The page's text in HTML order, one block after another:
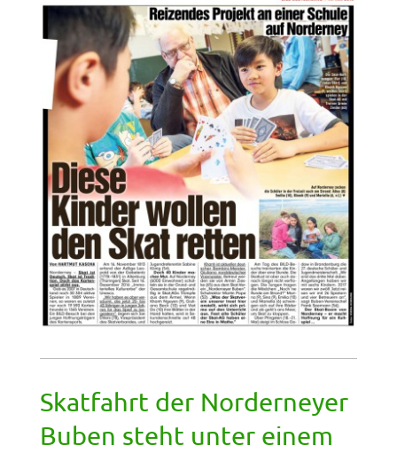
Skatfahrt der Norderneyer
Buben steht unter einem